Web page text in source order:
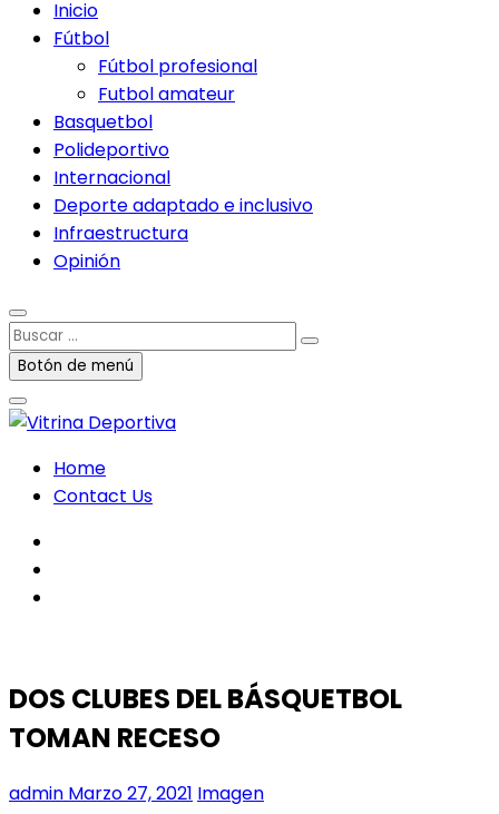
Inicio
Fútbol
Fútbol profesional
Futbol amateur
Basquetbol
Polideportivo
Internacional
Deporte adaptado e inclusivo
Infraestructura
Opinión
Buscar
…Botón de menú
Home
Contact Us
DOS CLUBES DEL BÁSQUETBOL
TOMAN RECESO
admin Marzo 27, 2021 Imagen